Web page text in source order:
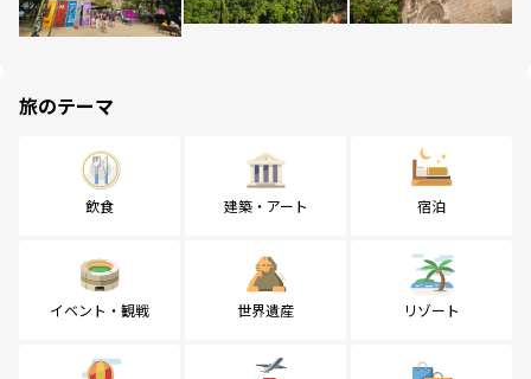
旅のテーマ
飲食 建築・アート 宿泊
イベント・観戦 世界遺産 リゾート